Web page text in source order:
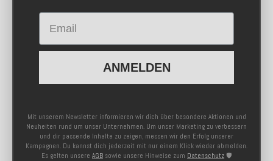
Email
ANMELDEN
Mit unserem Newsletter informieren wir dich über besondere Aktionen und
Neuheiten rund um unser Unternehmen. Um unser Marketing zu verbessern
und dir passende Inhalte zu zeigen, messen wir den Erfolg unserer
Kampagnen. Du kannst dich jederzeit mit nur einem Klick wieder abmelden.
Es gelten unsere AGB sowie unsere Hinweise zum Datenschutz 🛡️